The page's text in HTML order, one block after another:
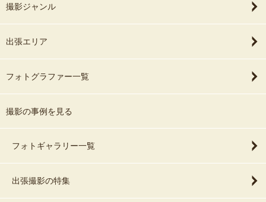
撮影ジャンル
出張エリア
フォトグラファー一覧
撮影の事例を見る
フォトギャラリー一覧
出張撮影の特集